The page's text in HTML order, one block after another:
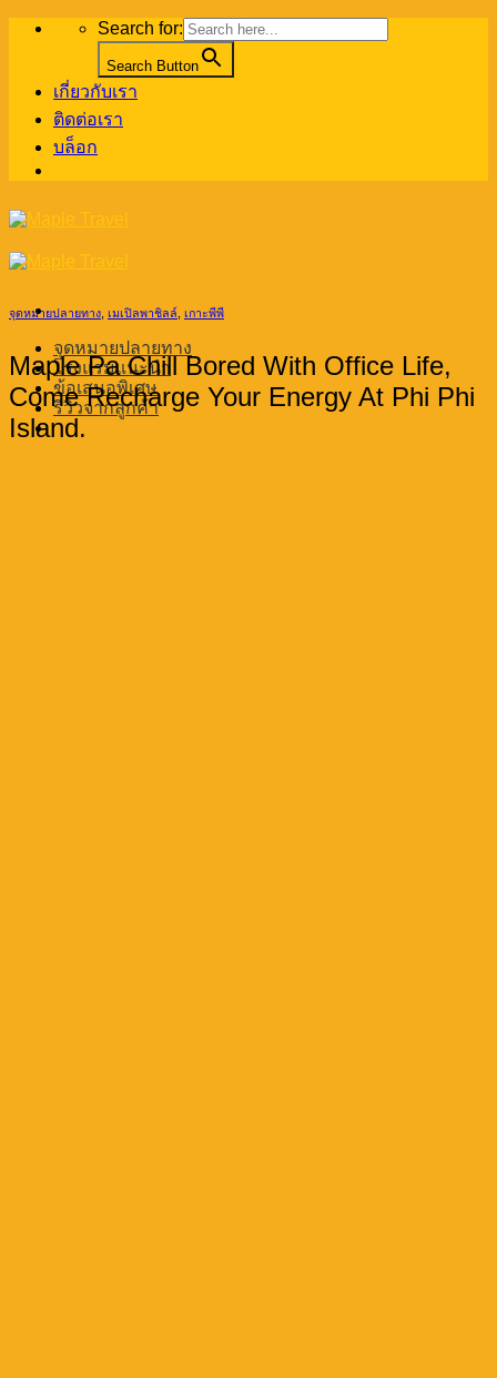
Skip
Search for:
Search Button
เกี่ยวกับเรา
ติดต่อเรา
บล็อก
จุดหมายปลายทาง
โรงแรมแนะนำ
ข้อเสนอพิเศษ
รีวิวจากลูกค้า
จุดหมายปลายทาง เมเปิลพาชิลล์ เกาะพีพี
Maple Pa Chill Bored With Office Life,
Come Recharge Your Energy At Phi Phi
Island.